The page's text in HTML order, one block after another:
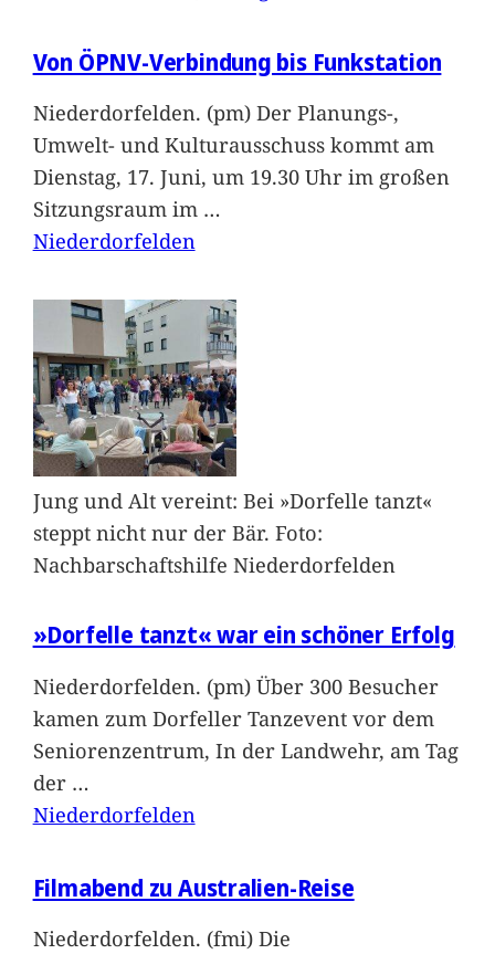
Von ÖPNV-Verbindung bis Funkstation
Niederdorfelden. (pm) Der Planungs-,
Umwelt- und Kulturausschuss kommt am
Dienstag, 17. Juni, um 19.30 Uhr im großen
Sitzungsraum im …
Niederdorfelden
Jung und Alt vereint: Bei »Dorfelle tanzt«
steppt nicht nur der Bär. Foto:
Nachbarschaftshilfe Niederdorfelden
»Dorfelle tanzt« war ein schöner Erfolg
Niederdorfelden. (pm) Über 300 Besucher
kamen zum Dorfeller Tanzevent vor dem
Seniorenzentrum, In der Landwehr, am Tag
der …
Niederdorfelden
Filmabend zu Australien-Reise
Niederdorfelden. (fmi) Die